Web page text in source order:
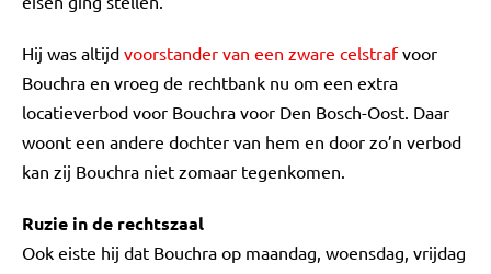
Hij was altijd voorstander van een zware celstrafvoor
Bouchra en vroeg de rechtbank nu om een extra
locatieverbod voor Bouchra voor Den Bosch-Oost. Daar
woont een andere dochter van hem en door zo’n verbod
kan zij Bouchra niet zomaar tegenkomen.
Ruzie in de rechtszaal
Ook eiste hij dat Bouchra op maandag, woensdag, vrijdag